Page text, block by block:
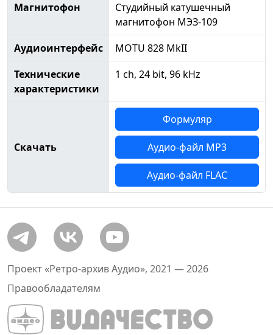
Магнитофон
Студийный катушечный
магнитофон МЭЗ-109
Аудиоинтерфейс
MOTU 828 MkII
Технические
характеристики
1 ch, 24 bit, 96 kHz
Скачать
Формуляр
Аудио-файл MP3
Аудио-файл FLAC
Проект «Ретро-архив Аудио», 2021 — 2026
Правообладателям